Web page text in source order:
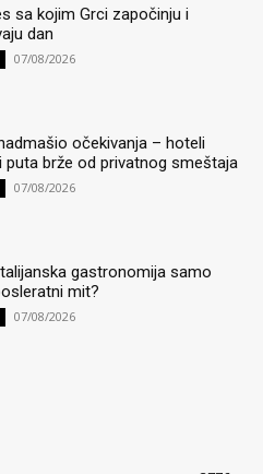
sa kojim Grci započinju i
dan
07/08/2026
očekivanja – hoteli
puta brže od privatnog smeštaja
07/08/2026
gastronomija samo
mit?
07/08/2026